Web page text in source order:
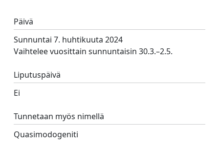
Päivä
Sunnuntai 7. huhtikuuta 2024
Vaihtelee vuosittain sunnuntaisin 30.3.–2.5.
Liputuspäivä
Ei
Tunnetaan myös nimellä
Quasimodogeniti